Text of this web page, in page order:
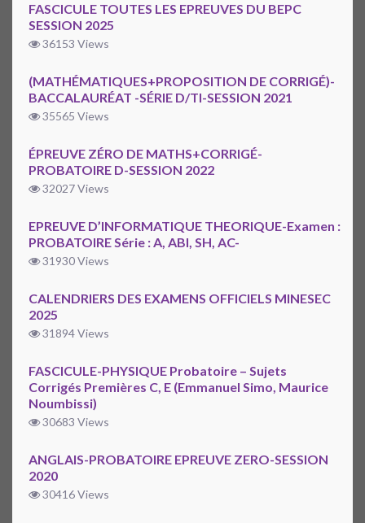
FASCICULE TOUTES LES EPREUVES DU BEPC
SESSION 2025
36153 Views
(MATHÉMATIQUES+PROPOSITION DE CORRIGÉ)-
BACCALAURÉAT -SÉRIE D/TI-SESSION 2021
35565 Views
ÉPREUVE ZÉRO DE MATHS+CORRIGÉ-
PROBATOIRE D-SESSION 2022
32027 Views
EPREUVE D’INFORMATIQUE THEORIQUE-Examen :
PROBATOIRE Série : A, ABI, SH, AC-
31930 Views
CALENDRIERS DES EXAMENS OFFICIELS MINESEC
2025
31894 Views
FASCICULE-PHYSIQUE Probatoire – Sujets
Corrigés Premières C, E (Emmanuel Simo, Maurice
Noumbissi)
30683 Views
ANGLAIS-PROBATOIRE EPREUVE ZERO-SESSION
2020
30416 Views